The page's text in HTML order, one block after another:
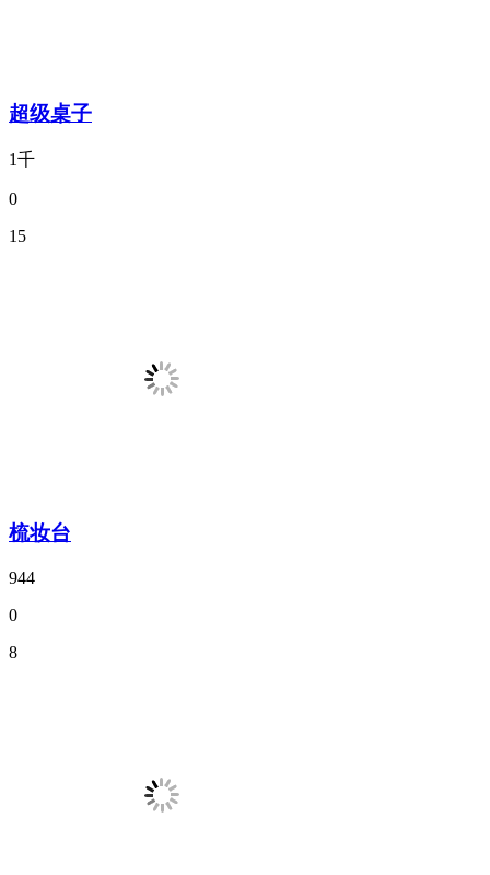
超级桌子
1千
0
15
梳妆台
944
0
8